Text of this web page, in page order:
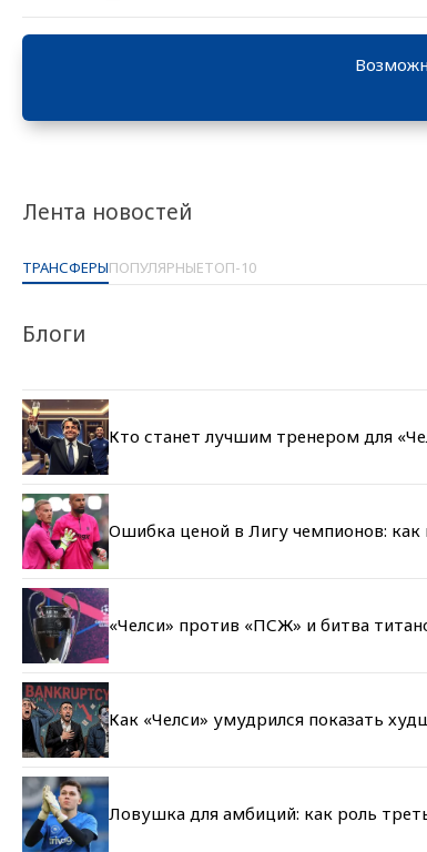
Лента новостей
ТРАНСФЕРЫПОПУЛЯРНЫЕТОП-10
Блоги
Кто станет лучшим тренером для
Ошибка ценой в Лигу чемпионов:
«Челси» против «ПСЖ» и битва
Как «Челси» умудрился показать
Ловушка для амбиций: как роль